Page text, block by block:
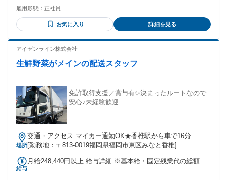
皆勤・家族手当金額：あり 1ヶ月あたり3200円 〜 1万8000円
（4トン車）・・・4,000円 フォークリフト・・・・・・・・
6,000円 無事故手当有り・・・・5,000円～7,000円 品質管理
手当有り・・・4,000円 休日出勤した場合、1日10,000円の手
当を支給します。
雇用形態： 正社員
お気に入り 詳細を見る
アイゼンライン株式会社
生鮮野菜がメインの配送スタッフ
免許取得支援／賞与有✨決まったルートなので
安心♪未経験歓迎
場所
交通・アクセス マイカー通勤OK★香椎駅から車で16分
[勤務地：〒813-0019福岡県福岡市東区みなと香椎]
給与
月給248,440円以上 給与詳細 ※基本給・固定残業代の総額 基